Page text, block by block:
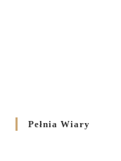
Pełnia Wiary